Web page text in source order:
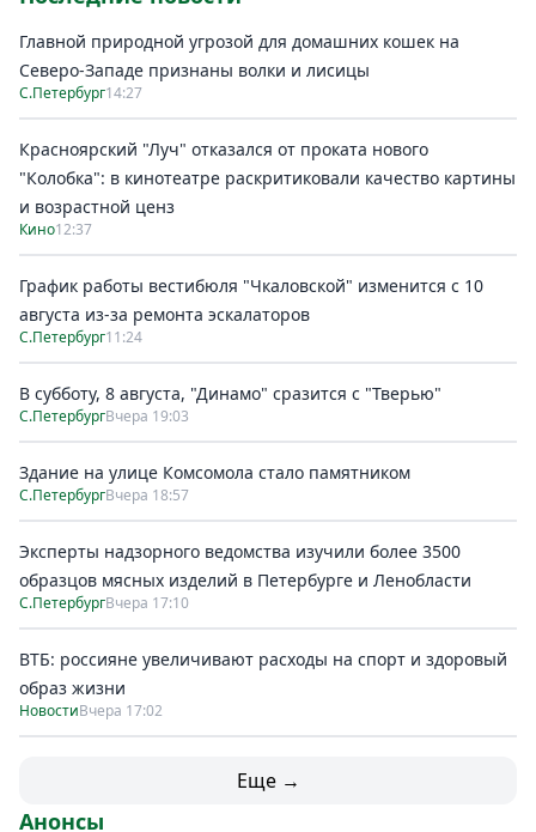
Главной природной угрозой для домашних кошек на
Северо-Западе признаны волки и лисицы
С.Петербург14:27
Красноярский "Луч" отказался от проката нового
"Колобка": в кинотеатре раскритиковали качество картины
и возрастной ценз
Кино12:37
График работы вестибюля "Чкаловской" изменится с 10
августа из-за ремонта эскалаторов
С.Петербург11:24
В субботу, 8 августа, "Динамо" сразится с "Тверью"
С.ПетербургВчера 19:03
Здание на улице Комсомола стало памятником
С.ПетербургВчера 18:57
Эксперты надзорного ведомства изучили более 3500
образцов мясных изделий в Петербурге и Ленобласти
С.ПетербургВчера 17:10
ВТБ: россияне увеличивают расходы на спорт и здоровый
образ жизни
НовостиВчера 17:02
Еще →
Анонсы